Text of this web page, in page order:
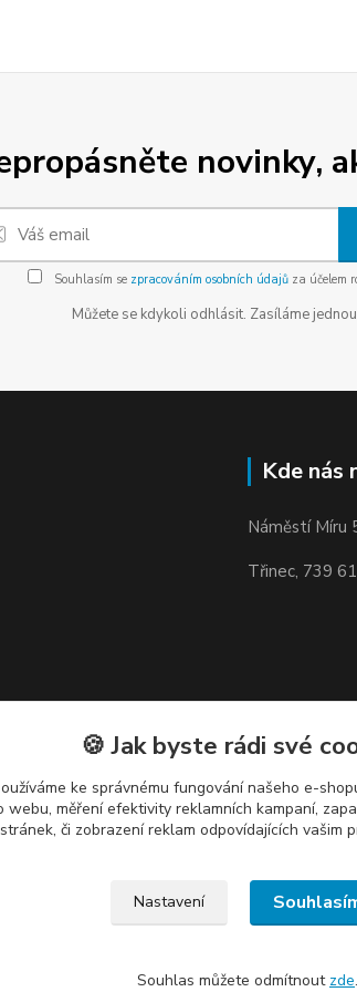
novinky,
Souhlasím se zpracováním osobních údajůza účelem
Můžete se kdykoli odhlásit. Zasíláme
Kde nás
Náměstí Míru
Třinec, 739 61
🍪 Jak byste rádi své
ke správnému fungování našeho e-
měření efektivity reklamních kampaní,
či zobrazení reklam odpovídajících vašim
Nastavení
Souhlas můžete odmítnout zde.